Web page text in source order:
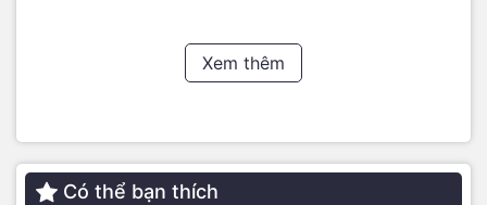
đầy đủ các công nghệ màn hình như: Dải màu rộng P3, True
Tone và ProMotion, đây chắc hẳn là những gì mà mọi nhà
thiết kế cực kỳ quan tâm và ưa chuộng, bởi nó giúp người
Xem thêm
Có thể bạn thích